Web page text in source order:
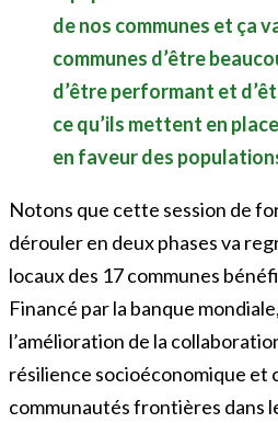
de nos communes et ça
communes d’être
d’être performant et
ce qu’ils mettent en
en faveur des
Notons que cette session de
dérouler en deux phases va
locaux des 17 communes
Financé par la banque
l’amélioration de la
résilience socioéconomique et
communautés frontières dans